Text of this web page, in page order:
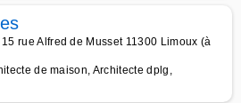
rue Alfred de Musset 11300 Limoux (à
de maison, Architecte dplg,